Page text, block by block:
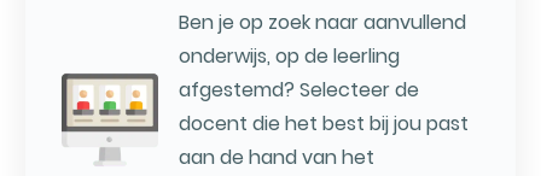
Ben je op zoek naar aanvullend
onderwijs, op de leerling
afgestemd? Selecteer de
docent die het best bij jou past
aan de hand van het